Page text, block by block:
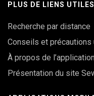
PLUS DE LIENS UTILES
Recherche par distance
Conseils et précautions
À propos de
Présentation du site